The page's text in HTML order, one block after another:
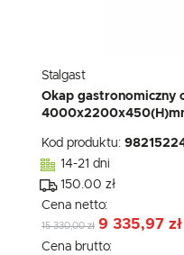
Stalgast
Okap gastronomiczny
Kod produktu:
14-21 dni
150.00 zł
Cena netto:
15 330,00 zł 9 335,97 zł
Cena brutto: